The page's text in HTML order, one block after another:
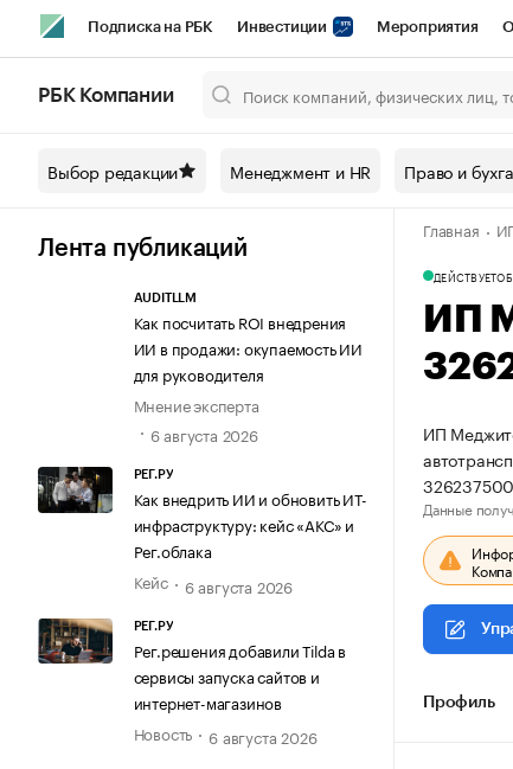
Подписка на РБК Инвестиции Мероприятия
Спецпроекты СПб Конференции СПб Спецпроекты
Технологии и медиа Рынок наличной
РБК Компании
Выбор редакции Менеджмент и HR Право и
Лента публикаций
AUDITLLM
Как посчитать ROI внедрения
ИИ в продажи: окупаемость ИИ
для руководителя
Мнение эксперта
6 августа 2026
РЕГ.РУ
Как внедрить ИИ и обновить ИТ-
инфраструктуру: кейс «АКС» и
Рег.облака
Кейс
6 августа 2026
РЕГ.РУ
Рег.решения добавили Tilda в
сервисы запуска сайтов и
интернет-магазинов
Новость
6 августа 2026
Главная
ДЕЙСТВУЕТ
ИП
ИП
Данные
Профиль